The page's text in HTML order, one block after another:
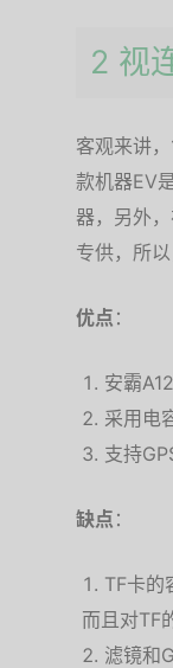
2 视
客观来讲
款机器EV
器，另外
专供，所
优点 ：
安霸
采用电
支持
缺点 ：
TF卡的
而且对TF
滤镜和